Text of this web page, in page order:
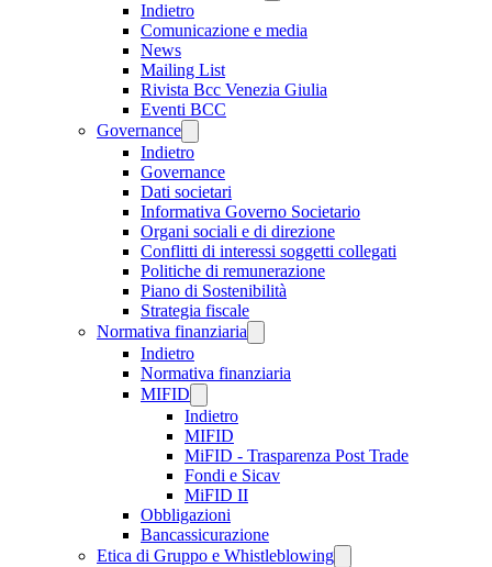
Indietro
Comunicazione e media
News
Mailing List
Rivista Bcc Venezia Giulia
Eventi BCC
Governance
Indietro
Governance
Dati societari
Informativa Governo Societario
Organi sociali e di direzione
Conflitti di interessi soggetti collegati
Politiche di remunerazione
Piano di Sostenibilità
Strategia fiscale
Normativa finanziaria
Indietro
Normativa finanziaria
MIFID
Indietro
MIFID
MiFID - Trasparenza Post Trade
Fondi e Sicav
MiFID II
Obbligazioni
Bancassicurazione
Etica di Gruppo e Whistleblowing